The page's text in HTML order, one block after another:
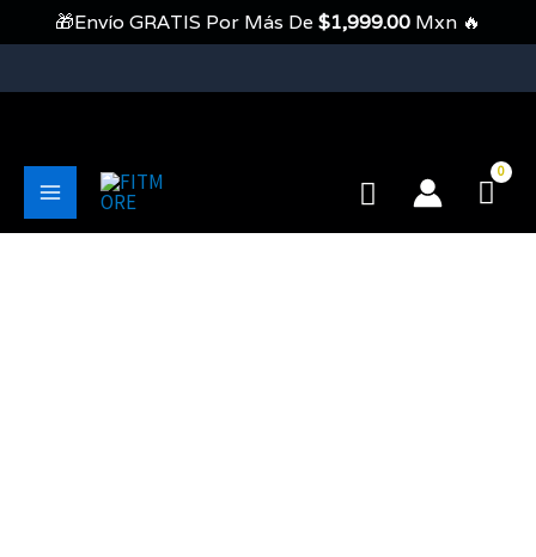
Contenido
Main
Buscar
🎁Envío GRATIS Por Más De $1,999.00 Mxn 🔥